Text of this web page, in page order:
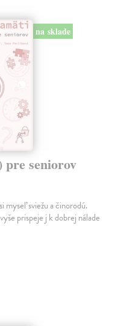
na sklade
pre seniorov
myseľ sviežu a činorodú.
prispeje j k dobrej nálade